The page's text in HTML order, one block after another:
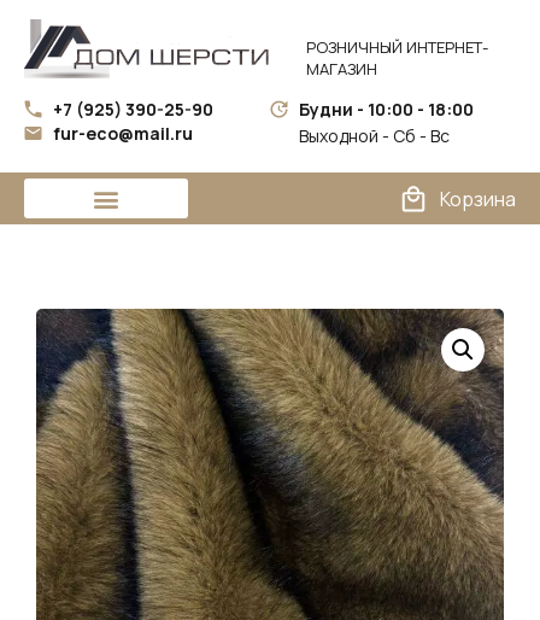
РОЗНИЧНЫЙ ИНТЕРНЕТ-
МАГАЗИН
+7 (925) 390-25-90
fur-eco@mail.ru
Будни - 10:00 - 18:00
Выходной - Сб - Вс
Корзина